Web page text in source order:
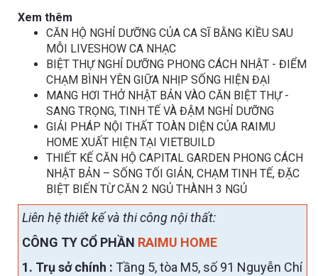
Xem thêm
CĂN HỘ NGHỈ DƯỠNG CỦA CA SĨ BẰNG KIỀU SAU
MỖI LIVESHOW CA NHẠC
BIỆT THỰ NGHỈ DƯỠNG PHONG CÁCH NHẬT - ĐIỂM
CHẠM BÌNH YÊN GIỮA NHỊP SỐNG HIỆN ĐẠI
MANG HƠI THỞ NHẬT BẢN VÀO CĂN BIỆT THỰ -
SANG TRỌNG, TINH TẾ VÀ ĐẬM NGHỈ DƯỠNG
GIẢI PHÁP NỘI THẤT TOÀN DIỆN CỦA RAIMU
HOME XUẤT HIỆN TẠI VIETBUILD
THIẾT KẾ CĂN HỘ CAPITAL GARDEN PHONG CÁCH
NHẬT BẢN – SỐNG TỐI GIẢN, CHẠM TINH TẾ, ĐẶC
BIỆT BIẾN TỪ CĂN 2 NGỦ THÀNH 3 NGỦ
Liên hệ thiết kế và thi công nội thất:
CÔNG TY CỔ PHẦN RAIMU HOME
1. Trụ sở chính : Tầng 5, tòa M5, số 91 Nguyễn Chí